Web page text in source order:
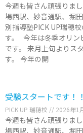
今週も皆さん頑張りま
場西駅、妙音通駅、堀
別指導塾PICK UP瑞穂
す。 今年は冬季オリン
です。 来月上旬よりス
す。 今年の開
受験スタートです！！
PICK UP 瑞穂校 2026年1
今週も皆さん頑張りま
場西駅、妙音通駅、堀